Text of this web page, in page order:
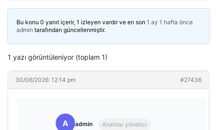
Bu konu 0 yanıt içerir, 1 izleyen vardır ve en son 1 ay 1 hafta önce
admin tarafından güncellenmiştir.
1 yazı görüntüleniyor (toplam 1)
30/06/2026: 12:14 pm #27436
A admin Anahtar yönetici